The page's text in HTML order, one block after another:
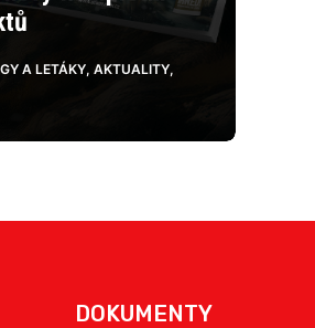
A LETÁKY, AKTUALITY,
DOKUMENTY